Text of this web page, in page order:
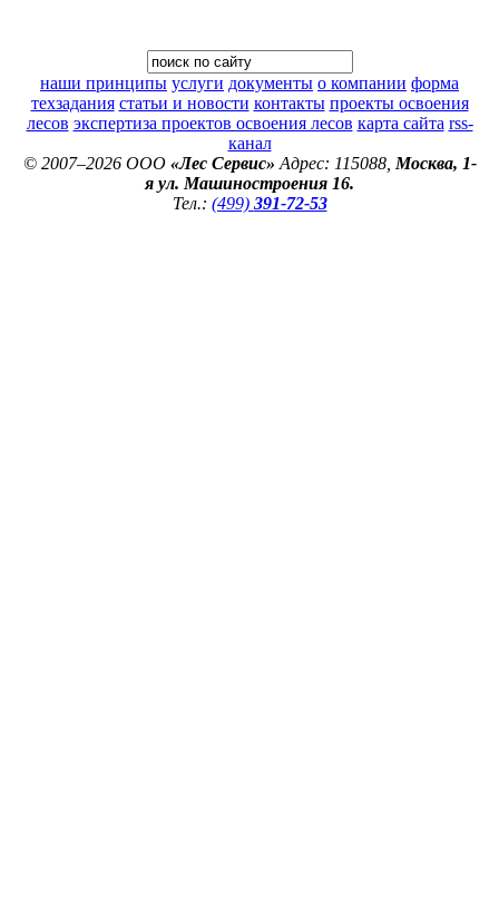
наши принципы услуги документы о компании форма
техзадания статьи и новости контакты проекты освоения
лесов экспертиза проектов освоения лесов карта сайта rss-
канал
© 2007–2026 ООО «Лес Сервис» Адрес: 115088, Москва, 1-
я ул. Машиностроения 16.
Тел.: (499) 391-72-53